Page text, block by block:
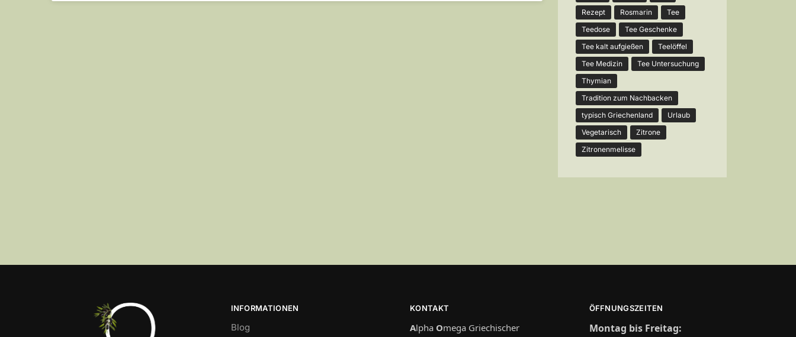
Rezept
Rosmarin
Tee
Teedose
Tee Geschenke
Tee kalt aufgießen
Teelöffel
Tee Medizin
Tee Untersuchung
Thymian
Tradition zum Nachbacken
typisch Griechenland
Urlaub
Vegetarisch
Zitrone
Zitronenmelisse
INFORMATIONEN
Blog
KONTAKT
Alpha Omega Griechischer
ÖFFNUNGSZEITEN
Montag bis Freitag: